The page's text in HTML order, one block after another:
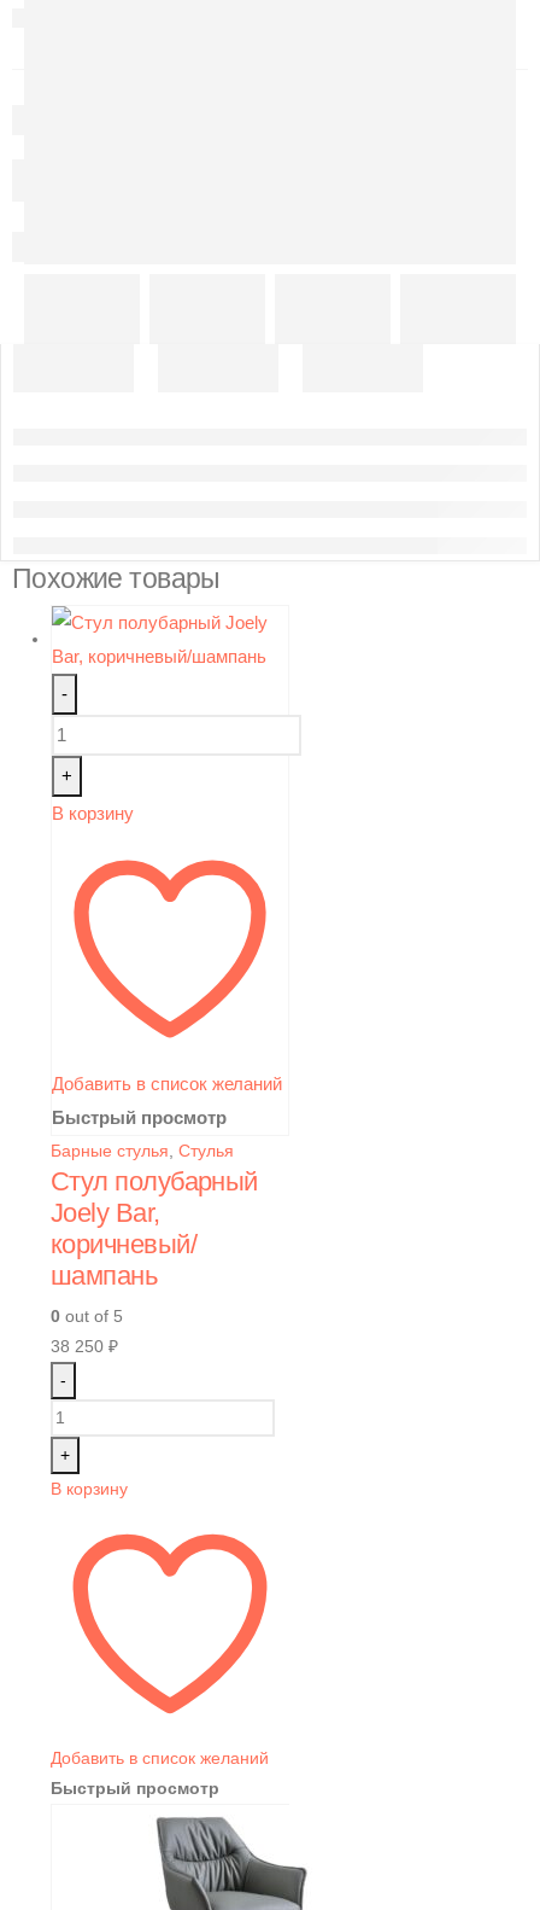
Похожие товары
-
+
В корзину
Добавить в список желаний
Быстрый просмотр
Барные стулья Стулья
Стул полубарный
Joely Bar,
коричневый/
шампань
0 out of 5
38 250 ₽
-
+
В корзину
Добавить в список желаний
Быстрый просмотр